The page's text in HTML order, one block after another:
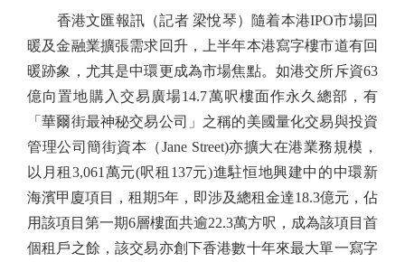
香港文匯報訊（記者 梁悅琴）隨着本港IPO市場回
暖及金融業擴張需求回升，上半年本港寫字樓市道有回
暖跡象，尤其是中環更成為市場焦點。如港交所斥資63
億向置地購入交易廣場14.7萬呎樓面作永久總部，有
「華爾街最神秘交易公司」之稱的美國量化交易與投資
管理公司簡街資本（Jane Street)亦擴大在港業務規模，
以月租3,061萬元(呎租137元)進駐恒地興建中的中環新
海濱甲廈項目，租期5年，即涉及總租金達18.3億元，佔
用該項目第一期6層樓面共逾22.3萬方呎，成為該項目首
個租戶之餘，該交易亦創下香港數十年來最大單一寫字